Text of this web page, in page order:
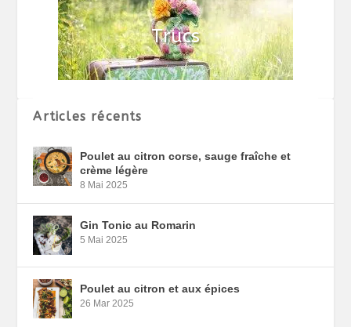
Articles récents
Poulet au citron corse, sauge fraîche et
crème légère
8 Mai 2025
Gin Tonic au Romarin
5 Mai 2025
Poulet au citron et aux épices
26 Mar 2025